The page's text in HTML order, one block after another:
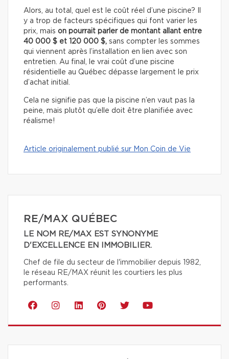
Alors, au total, quel est le coût réel d’une piscine? Il
y a trop de facteurs spécifiques qui font varier les
prix, mais on pourrait parler de montant allant entre
40 000 $ et 120 000 $, sans compter les sommes
qui viennent après l’installation en lien avec son
entretien. Au final, le vrai coût d’une piscine
résidentielle au Québec dépasse largement le prix
d’achat initial.
Cela ne signifie pas que la piscine n’en vaut pas la
peine, mais plutôt qu’elle doit être planifiée avec
réalisme!
Article originalement publié sur Mon Coin de Vie
RE/MAX QUÉBEC
LE NOM RE/MAX EST SYNONYME
D'EXCELLENCE EN IMMOBILIER.
Chef de file du secteur de l'immobilier depuis 1982,
le réseau RE/MAX réunit les courtiers les plus
performants.